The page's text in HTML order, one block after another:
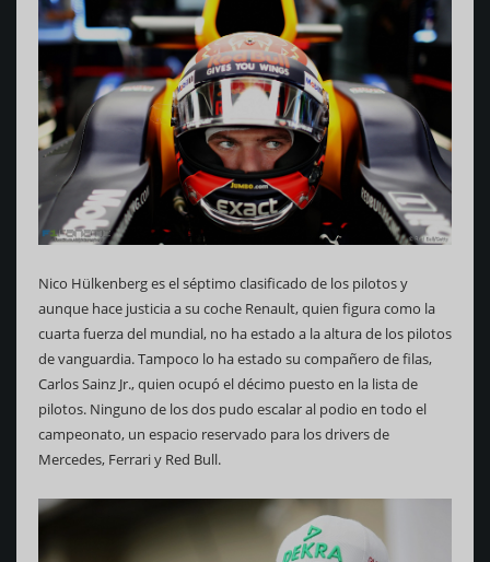
Nico Hülkenberg es el séptimo clasificado de los pilotos y
aunque hace justicia a su coche Renault, quien figura como la
cuarta fuerza del mundial, no ha estado a la altura de los pilotos
de vanguardia. Tampoco lo ha estado su compañero de filas,
Carlos Sainz Jr., quien ocupó el décimo puesto en la lista de
pilotos. Ninguno de los dos pudo escalar al podio en todo el
campeonato, un espacio reservado para los drivers de
Mercedes, Ferrari y Red Bull.